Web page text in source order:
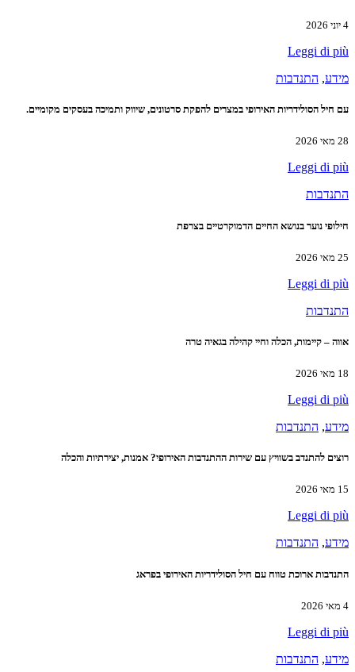
4 יוני 2026
Leggi di più
מידע, התנדבות
עם חיל הסולידריות האירופי במצרים להפקת סרטונים, שיווק ותמיכה בעסקים מקומיים.
28 מאי 2026
Leggi di più
התנדבות
חילופי נוער בנושא החיים הדמוקרטיים בצרפת
25 מאי 2026
Leggi di più
התנדבות
אווה – קיימות, הכלה וחיי קהילה בגאיה טרה
18 מאי 2026
Leggi di più
מידע, התנדבות
רוצים להתנדב בשוויץ עם שירות ההתנדבות האירופי? אמנות, יצירתיות והכלה
15 מאי 2026
Leggi di più
מידע, התנדבות
התנדבות ארוכת טווח עם חיל הסולידריות האירופי בפראג
4 מאי 2026
Leggi di più
מידע, התנדבות